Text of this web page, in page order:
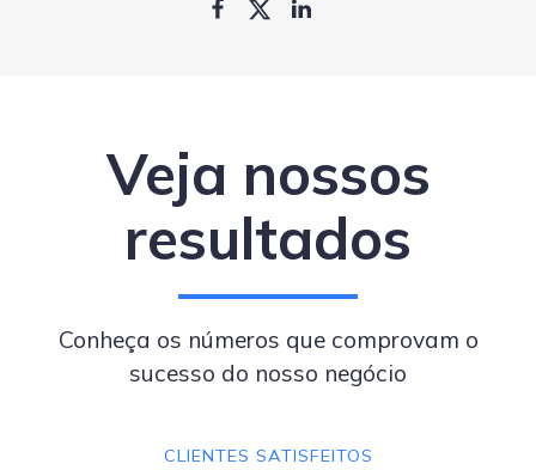
Veja nossos
resultados
Conheça os números que comprovam o
sucesso do nosso negócio
CLIENTES SATISFEITOS